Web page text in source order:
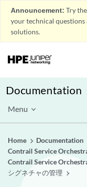
Announcement: Try the
your technical
solutions.
Documentation
Menu
Home
Documentation
Contrail Service
Contrail Service
シグネチャの管理